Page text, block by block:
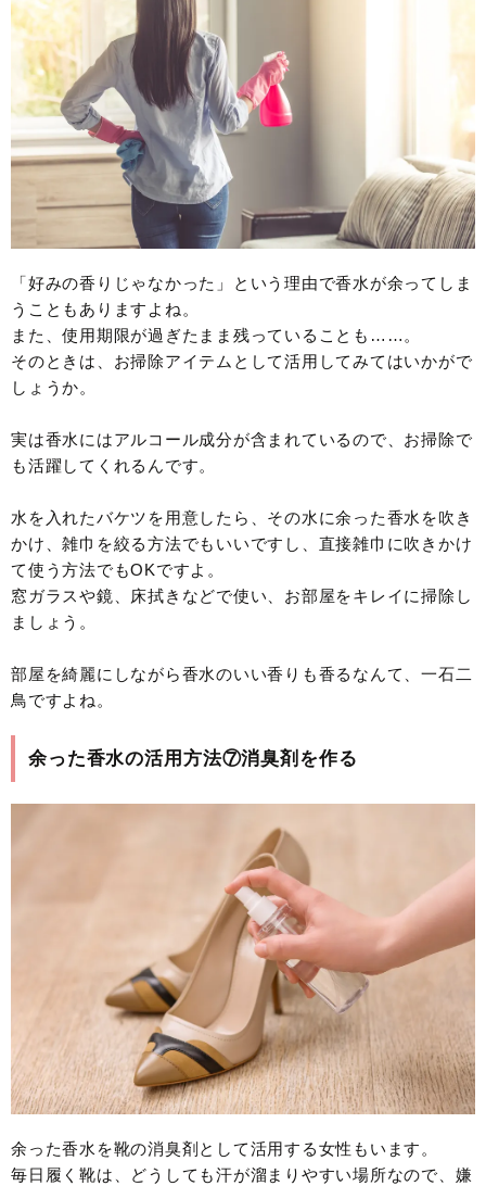
「好みの香りじゃなかった」という理由で香水が余ってしま
うこともありますよね。
また、使用期限が過ぎたまま残っていることも……。
そのときは、お掃除アイテムとして活用してみてはいかがで
しょうか。
実は香水にはアルコール成分が含まれているので、お掃除で
も活躍してくれるんです。
水を入れたバケツを用意したら、その水に余った香水を吹き
かけ、雑巾を絞る方法でもいいですし、直接雑巾に吹きかけ
て使う方法でもOKですよ。
窓ガラスや鏡、床拭きなどで使い、お部屋をキレイに掃除し
ましょう。
部屋を綺麗にしながら香水のいい香りも香るなんて、一石二
鳥ですよね。
余った香水の活用方法⑦消臭剤を作る
余った香水を靴の消臭剤として活用する女性もいます。
毎日履く靴は、どうしても汗が溜まりやすい場所なので、嫌